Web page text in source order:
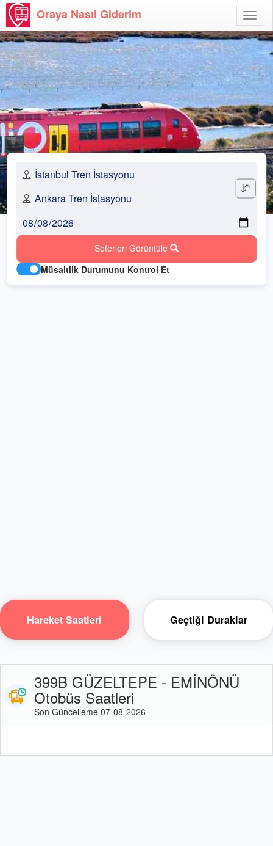
Aç
Oraya Nasıl Giderim
Seferleri Görüntüle
Müsaitlik Durumunu Kontrol Et
Hareket Saatleri Geçtiği Duraklar
399B GÜZELTEPE - EMİNÖNÜ
Otobüs Saatleri
Son Güncelleme 07-08-2026